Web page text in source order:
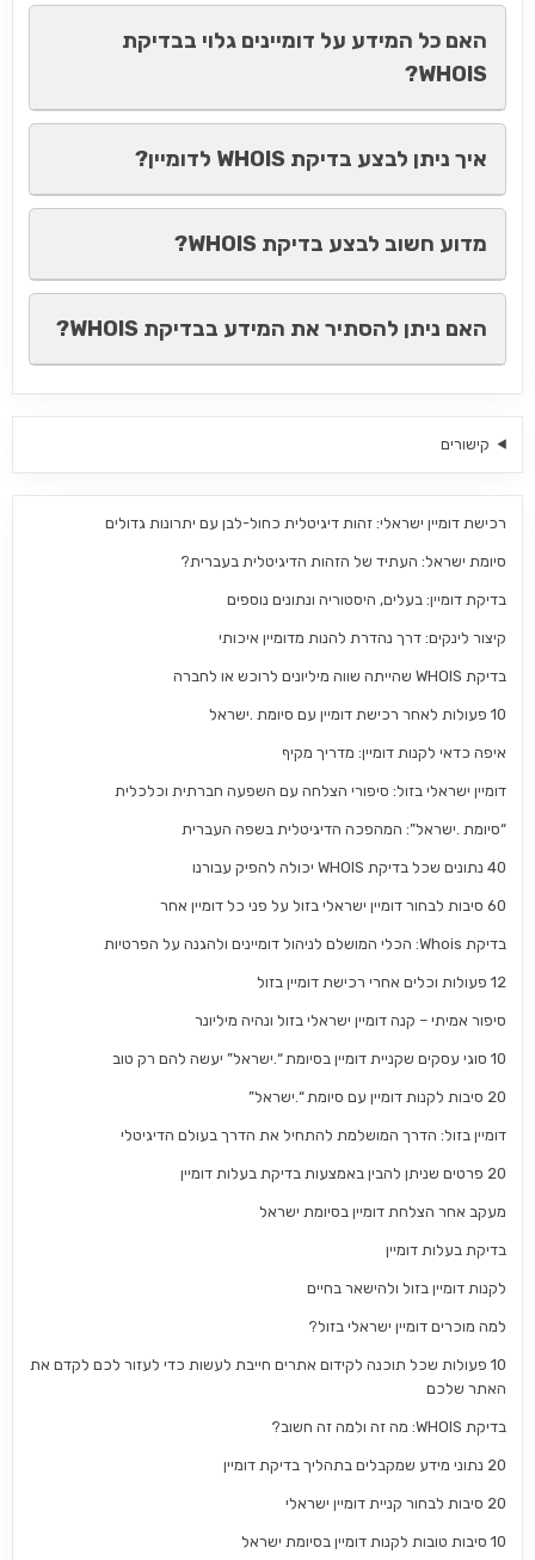
האם כל המידע על דומיינים גלוי בבדיקת
WHOIS?
איך ניתן לבצע בדיקת WHOIS לדומיין?
מדוע חשוב לבצע בדיקת WHOIS?
האם ניתן להסתיר את המידע בבדיקת WHOIS?
קישורים
רכישת דומיין ישראלי: זהות דיגיטלית כחול-לבן עם יתרונות גדולים
סיומת ישראל: העתיד של הזהות הדיגיטלית בעברית?
בדיקת דומיין: בעלים, היסטוריה ונתונים נוספים
קיצור לינקים: דרך נהדרת להנות מדומיין איכותי
בדיקת WHOIS שהייתה שווה מיליונים לרוכש או לחברה
10 פעולות לאחר רכישת דומיין עם סיומת .ישראל
איפה כדאי לקנות דומיין: מדריך מקיף
דומיין ישראלי בזול: סיפורי הצלחה עם השפעה חברתית וכלכלית
“סיומת .ישראל”: המהפכה הדיגיטלית בשפה העברית
40 נתונים שכל בדיקת WHOIS יכולה להפיק עבורנו
60 סיבות לבחור דומיין ישראלי בזול על פני כל דומיין אחר
בדיקת Whois: הכלי המושלם לניהול דומיינים ולהגנה על הפרטיות
12 פעולות וכלים אחרי רכישת דומיין בזול
סיפור אמיתי – קנה דומיין ישראלי בזול ונהיה מיליונר
10 סוגי עסקים שקניית דומיין בסיומת “.ישראל” יעשה להם רק טוב
20 סיבות לקנות דומיין עם סיומת “.ישראל”
דומיין בזול: הדרך המושלמת להתחיל את הדרך בעולם הדיגיטלי
20 פרטים שניתן להבין באמצעות בדיקת בעלות דומיין
מעקב אחר הצלחת דומיין בסיומת ישראל
בדיקת בעלות דומיין
לקנות דומיין בזול ולהישאר בחיים
למה מוכרים דומיין ישראלי בזול?
10 פעולות שכל תוכנה לקידום אתרים חייבת לעשות כדי לעזור לכם לקדם את
האתר שלכם
בדיקת WHOIS: מה זה ולמה זה חשוב?
20 נתוני מידע שמקבלים בתהליך בדיקת דומיין
20 סיבות לבחור קניית דומיין ישראלי
10 סיבות טובות לקנות דומיין בסיומת ישראל